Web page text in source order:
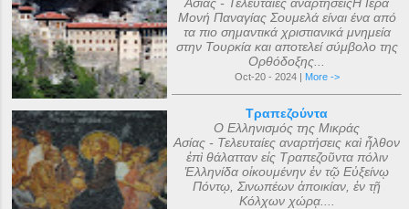
Μονή Παναγίας Σουμελά είναι ένα από
τα πιο σημαντικά χριστιανικά μνημεία
στην Τουρκία και αποτελεί σύμβολο της
Ορθόδοξης...
Oct-20 - 2024 | More ->
Τραπεζούντα
Ο Ελληνισμός της Μικράς
Ασίας - Τελευταίες αναρτήσεις καὶ ἦλθον
ἐπὶ θάλατταν εἰς Τραπεζοῦντα πόλιν
Ἑλληνίδα οἰκουμένην ἐν τῷ Εὐξείνῳ
Πόντῳ, Σινωπέων ἀποικίαν, ἐν τῇ
Κόλχων χώρᾳ....